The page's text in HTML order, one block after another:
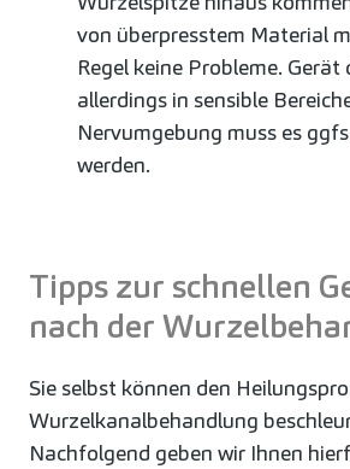
von überpresstem Material
Regel keine Probleme.
allerdings in sensible
Nervumgebung muss es
werden.
Tipps zur schnellen
nach der
Sie selbst können den
Wurzelkanalbehandlung
Nachfolgend geben wir Ihnen